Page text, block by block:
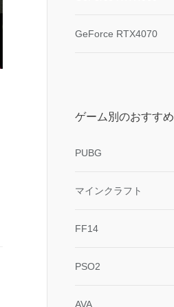
GeForce RTX4070
ゲーム別のおすすめ
PUBG
マインクラフト
FF14
PSO2
AVA